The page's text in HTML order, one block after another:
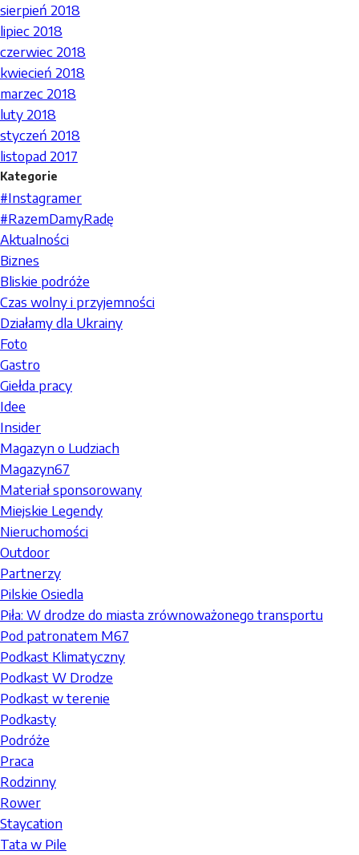
sierpień 2018
lipiec 2018
czerwiec 2018
kwiecień 2018
marzec 2018
luty 2018
styczeń 2018
listopad 2017
Kategorie
#Instagramer
#RazemDamyRadę
Aktualności
Biznes
Bliskie podróże
Czas wolny i przyjemności
Działamy dla Ukrainy
Foto
Gastro
Giełda pracy
Idee
Insider
Magazyn o Ludziach
Magazyn67
Materiał sponsorowany
Miejskie Legendy
Nieruchomości
Outdoor
Partnerzy
Pilskie Osiedla
Piła: W drodze do miasta zrównoważonego transportu
Pod patronatem M67
Podkast Klimatyczny
Podkast W Drodze
Podkast w terenie
Podkasty
Podróże
Praca
Rodzinny
Rower
Staycation
Tata w Pile